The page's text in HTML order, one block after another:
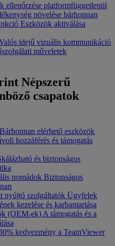
ellenőrzése platformfüggetlenül
növelése bárhonnan
Eszközök aktiválása
idejű vizuális kommunikáció
műveletek
Népszerű
csapatok
Bárhonnan elérhető eszközök
hozzáférés és támogatás
és biztonságos
nomádok Biztonságos
nyújtó szolgáltatók Ügyfelek
kezelése és karbantartása
(OEM-ek) A támogatás és a
kedvezmény a TeamViewer